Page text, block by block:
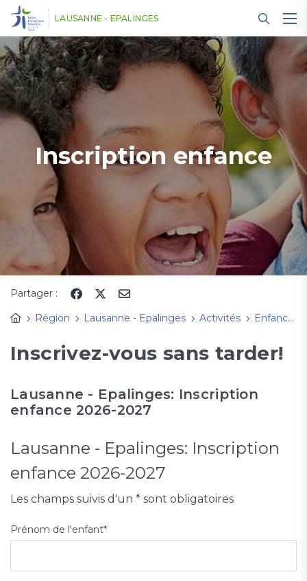
LAUSANNE - EPALINGES
Inscription enfance
Partager :
Région
Lausanne - Epalinges Activités Enfance et familles
Inscrivez-vous sans tarder!
Lausanne - Epalinges: Inscription
enfance 2026-2027
Lausanne - Epalinges: Inscription
enfance 2026-2027
Les champs suivis d'un * sont obligatoires
Prénom de l'enfant*
Panneau de gestion des cookies